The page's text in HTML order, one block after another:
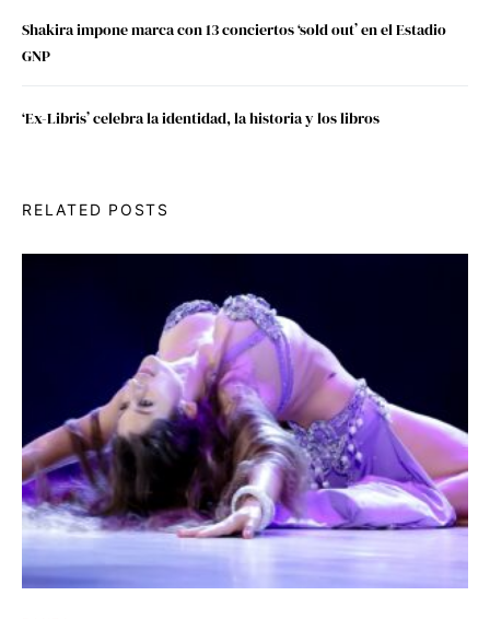
Shakira impone marca con 13 conciertos ‘sold out’ en el Estadio
GNP
‘Ex-Libris’ celebra la identidad, la historia y los libros
RELATED POSTS